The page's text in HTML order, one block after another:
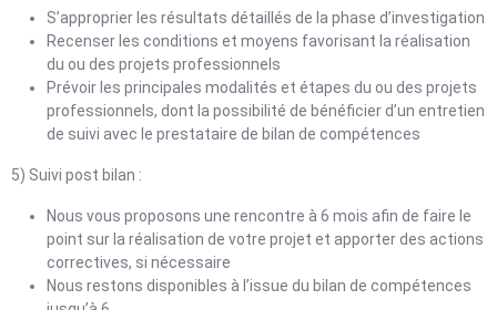
S’approprier les résultats détaillés de la phase d’investigation
Recenser les conditions et moyens favorisant la réalisation
du ou des projets professionnels
Prévoir les principales modalités et étapes du ou des projets
professionnels, dont la possibilité de bénéficier d’un entretien
de suivi avec le prestataire de bilan de compétences
5) Suivi post bilan :
Nous vous proposons une rencontre à 6 mois afin de faire le
point sur la réalisation de votre projet et apporter des actions
correctives, si nécessaire
Nous restons disponibles à l’issue du bilan de compétences